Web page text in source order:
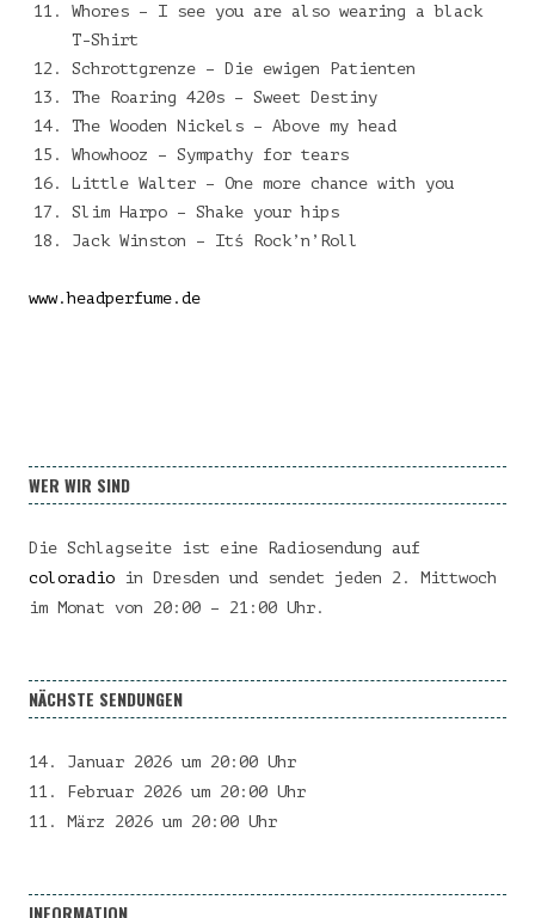
Whores – I see you are also wearing a black
T-Shirt
Schrottgrenze – Die ewigen Patienten
The Roaring 420s – Sweet Destiny
The Wooden Nickels – Above my head
Whowhooz – Sympathy for tears
Little Walter – One more chance with you
Slim Harpo – Shake your hips
Jack Winston – Itś Rock’n’Roll
www.headperfume.de
WER WIR SIND
Die Schlagseite ist eine Radiosendung auf
coloradio in Dresden und sendet jeden 2. Mittwoch
im Monat von 20:00 – 21:00 Uhr.
NÄCHSTE SENDUNGEN
14. Januar 2026 um 20:00 Uhr
11. Februar 2026 um 20:00 Uhr
11. März 2026 um 20:00 Uhr
INFORMATION